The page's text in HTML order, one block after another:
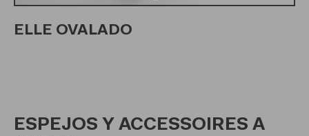
ELLE OVALADO
ESPEJOS Y ACCESSOIRES A